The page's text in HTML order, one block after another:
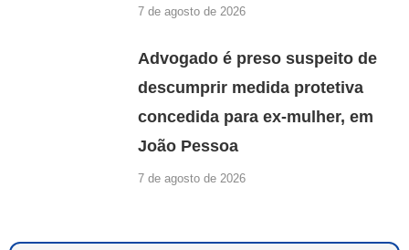
7 de agosto de 2026
Advogado é preso suspeito de
descumprir medida protetiva
concedida para ex-mulher, em
João Pessoa
7 de agosto de 2026